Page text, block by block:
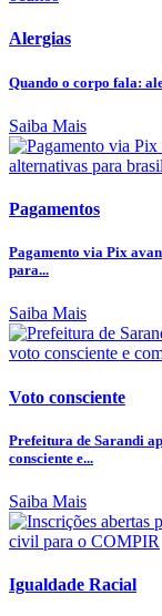
Alergias
Quando o corpo fala:
Saiba Mais
Pagamentos
Pagamento via Pix
para...
Saiba Mais
Voto consciente
Prefeitura de Sarandi
consciente e...
Saiba Mais
Igualdade Racial